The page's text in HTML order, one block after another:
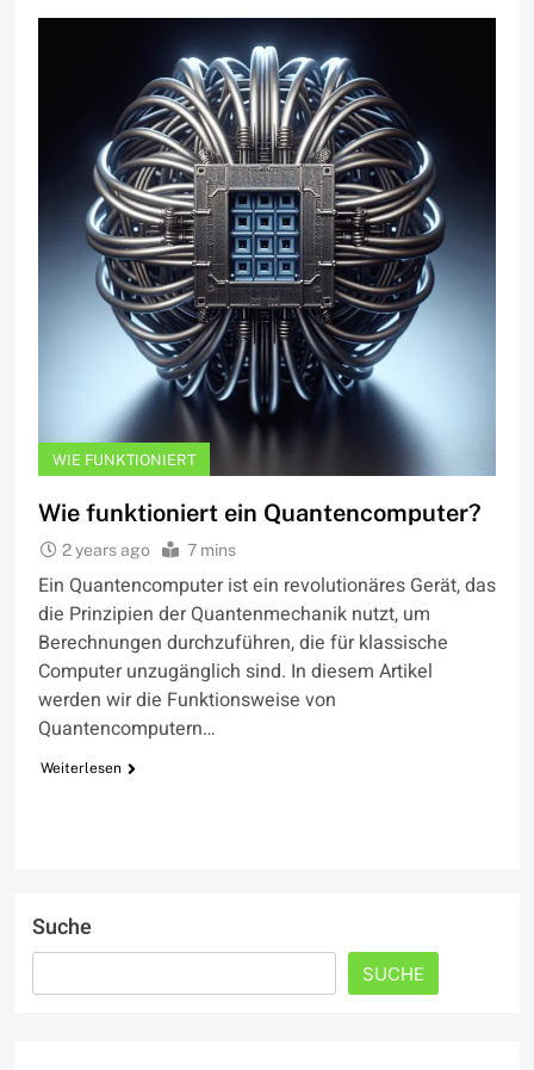
WIE FUNKTIONIERT
Wie funktioniert ein Quantencomputer?
2 years ago 7 mins
Ein Quantencomputer ist ein revolutionäres Gerät, das
die Prinzipien der Quantenmechanik nutzt, um
Berechnungen durchzuführen, die für klassische
Computer unzugänglich sind. In diesem Artikel
werden wir die Funktionsweise von
Quantencomputern…
Weiterlesen
Suche
SUCHE